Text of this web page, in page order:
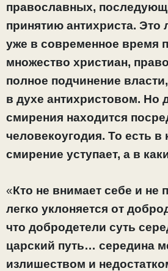
православных,
принятию антихриста. Это
уже в современное время
множество христиан,
полное подчинение
в духе антихристовом. Но
смирения находится
человекоугодия. То есть в
смирение уступает, а в
«Кто не внимает себе и не
легко уклоняется от
что добродетели суть
царский путь… середина
излишеством и